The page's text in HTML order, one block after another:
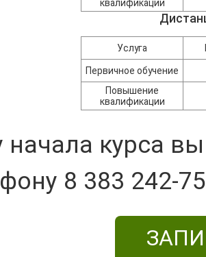
квалификации
Услуга
Первичное обучение
Повышение
квалификации
начала курса
8 383 242-